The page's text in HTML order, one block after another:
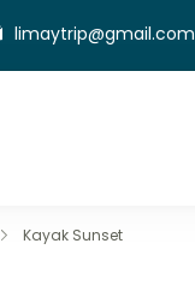
limaytrip@gmail.com
Kayak Sunset